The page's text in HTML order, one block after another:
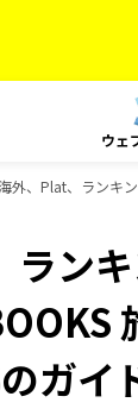
ウェ
外、Plat、ランキ
ン
ガイ